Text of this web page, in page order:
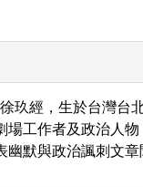
玖經，生於台灣台
場工作者及政治人
幽默與政治諷刺文章